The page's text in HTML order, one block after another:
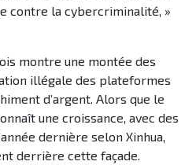
contre la cybercriminalité, »
montre une montée des
illégale des plateformes
d’argent. Alors que le
une croissance, avec des
dernière selon Xinhua,
derrière cette façade.